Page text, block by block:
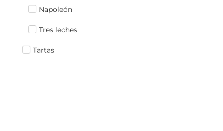
Napoleón
Tres leches
Tartas